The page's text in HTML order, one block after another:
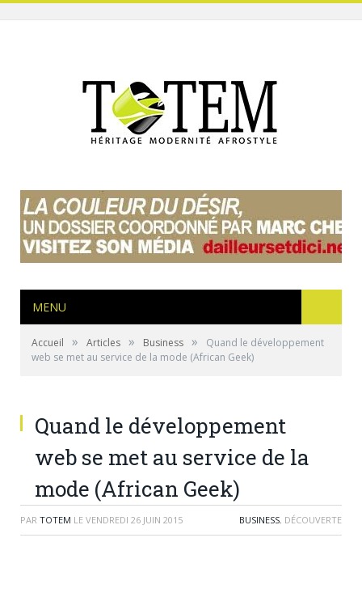
MENU
Accueil » Articles » Business »
Quand le développement
web se met au service de la mode (African Geek)
Quand le développement
web se met au service de la
mode (African Geek)
PAR TOTEM LE VENDREDI 26 JUIN 2015 BUSINESS, DÉCOUVERTE